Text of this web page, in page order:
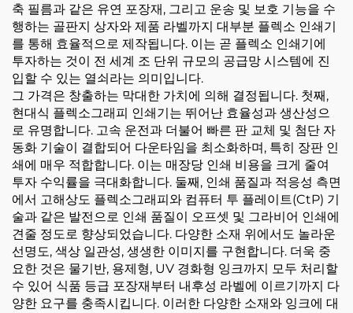
축 필름과 같은 유연 포장재, 그리고 운송 및 보호 기능을 수
행하는 골판지 상자와 제품 라벨까지 대부분 플렉소 인쇄기
를 통해 효율적으로 제작됩니다. 이는 곧 플렉소 인쇄기에
투자하는 것이 전 세계 조 단위 규모의 공급망 시스템에 진
입할 수 있는 열쇠라는 의미입니다.
그 가격은 창출하는 막대한 가치에 의해 결정됩니다. 첫째,
현대식 플렉소그래피 인쇄기는 뛰어난 효율성과 생산성으
로 유명합니다. 고속 운전과 더불어 빠른 판 교체 및 첨단 자
동화 기술이 결합되어 다운타임을 최소화하며, 특히 장판 인
쇄에 매우 적합합니다. 이는 매장당 인쇄 비용을 크게 줄여
투자 수익률을 극대화합니다. 둘째, 인쇄 품질과 적응성 측면
에서 고해상도 플렉소그래피와 컴퓨터 투 플레이트(CtP) 기
술과 같은 발전으로 인쇄 품질이 오프셋 및 그라비어 인쇄에
견줄 정도로 향상되었습니다. 다양한 소재 위에서도 놀라운
선명도, 색상 일관성, 생생한 이미지를 구현합니다. 더욱 중
요한 것은 물기반, 용제형, UV 경화형 잉크까지 모두 처리할
수 있어 식품 등급 포장재부터 내후성 라벨에 이르기까지 다
양한 요구를 충족시킵니다. 이러한 다양한 소재와 잉크에 대